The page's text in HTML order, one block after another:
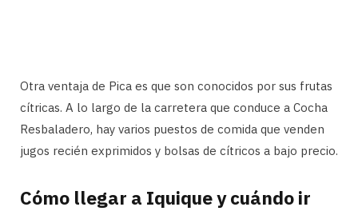
Otra ventaja de Pica es que son conocidos por sus frutas
cítricas. A lo largo de la carretera que conduce a Cocha
Resbaladero, hay varios puestos de comida que venden
jugos recién exprimidos y bolsas de cítricos a bajo precio.
Cómo llegar a Iquique y cuándo ir